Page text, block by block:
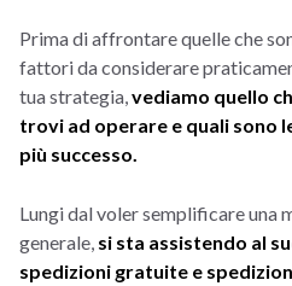
Prima di affrontare quelle che
fattori da considerare
tua strategia, vediamo quello
trovi ad operare e quali sono
più successo.
Lungi dal voler semplificare una
generale, si sta assistendo al
spedizioni gratuite e